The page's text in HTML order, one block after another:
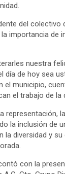
del
importancia
nuestra
día de hoy sea
el municipio,
el trabajo de la
representación,
la inclusión de
la diversidad y
con la